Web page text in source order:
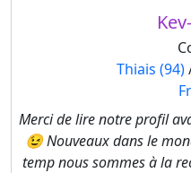
Thiais (94)
Merci de lire notre profil
😉 Nouveaux dans le
temp nous sommes à la